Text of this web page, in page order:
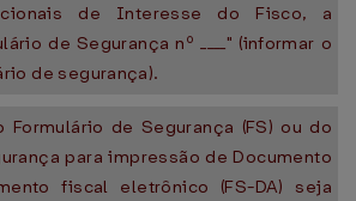
de Interesse do Fisco, a
de Segurança nº ____" (informar o
de segurança).
de Segurança (FS) ou do
para impressão de Documento
fiscal eletrônico (FS-DA) seja